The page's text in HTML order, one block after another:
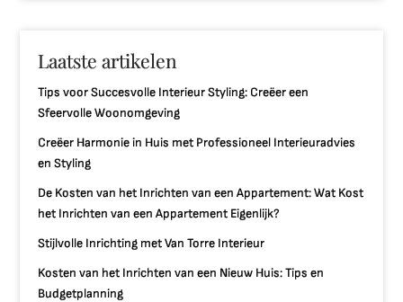
Laatste artikelen
Tips voor Succesvolle Interieur Styling: Creëer een
Sfeervolle Woonomgeving
Creëer Harmonie in Huis met Professioneel Interieuradvies
en Styling
De Kosten van het Inrichten van een Appartement: Wat Kost
het Inrichten van een Appartement Eigenlijk?
Stijlvolle Inrichting met Van Torre Interieur
Kosten van het Inrichten van een Nieuw Huis: Tips en
Budgetplanning